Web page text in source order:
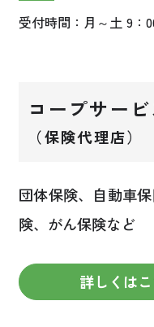
受付時間：月～土 9：
コープサー
（保険代理店）
団体保険、自動車
険、がん保険など
詳しくは